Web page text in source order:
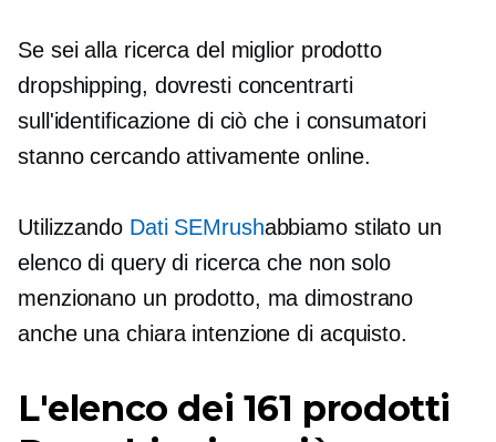
Se sei alla ricerca del miglior prodotto
dropshipping, dovresti concentrarti
sull'identificazione di ciò che i consumatori
stanno cercando attivamente online.
Utilizzando Dati SEMrushabbiamo stilato un
elenco di query di ricerca che non solo
menzionano un prodotto, ma dimostrano
anche una chiara intenzione di acquisto.
L'elenco dei 161 prodotti